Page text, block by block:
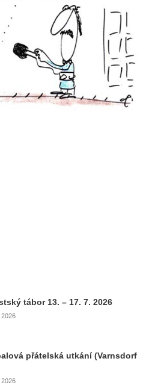
tábor 13. – 17. 7. 2026
2026
přátelská utkání (Varnsdorf
2026